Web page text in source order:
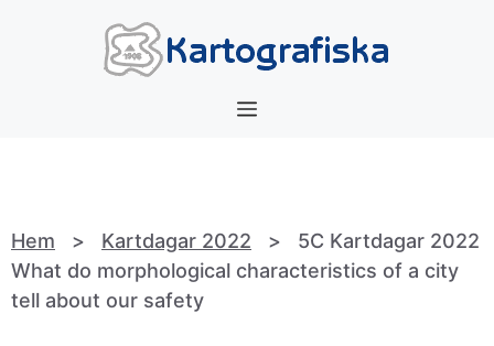
Meny
Hem > Kartdagar 2022 > 5C Kartdagar 2022
What do morphological characteristics of a city
tell about our safety